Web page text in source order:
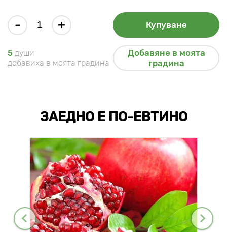
- + Купуване
5 души
добавиха в моята градина
Добавяне в моята
градина
ЗАЕДНО Е ПО-ЕВТИНО